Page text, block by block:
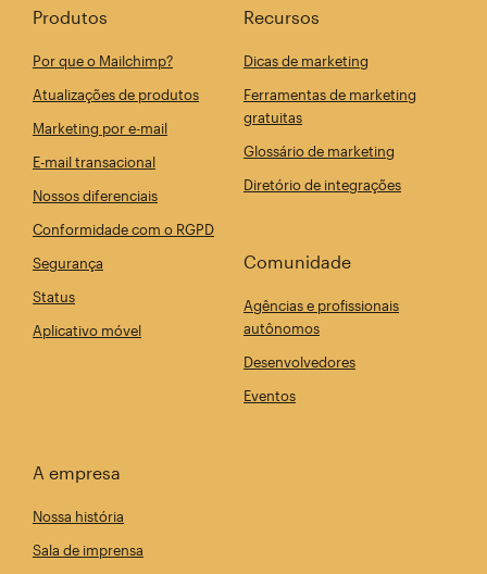
Produtos
Por que o Mailchimp?
Atualizações de produtos
Marketing por e-mail
E-mail transacional
Nossos diferenciais
Conformidade com o RGPD
Segurança
Status
Aplicativo móvel
Recursos
Dicas de marketing
Ferramentas de marketing
gratuitas
Glossário de marketing
Diretório de integrações
Comunidade
Agências e profissionais
autônomos
Desenvolvedores
Eventos
A empresa
Nossa história
Sala de imprensa